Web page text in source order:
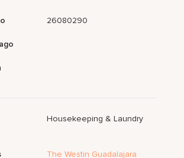
26080290
Housekeeping & Laundry
The Westin Guadalajara